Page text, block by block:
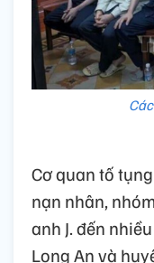
Cơ quan tố
nạn nhân,
anh J. đến
Long An và